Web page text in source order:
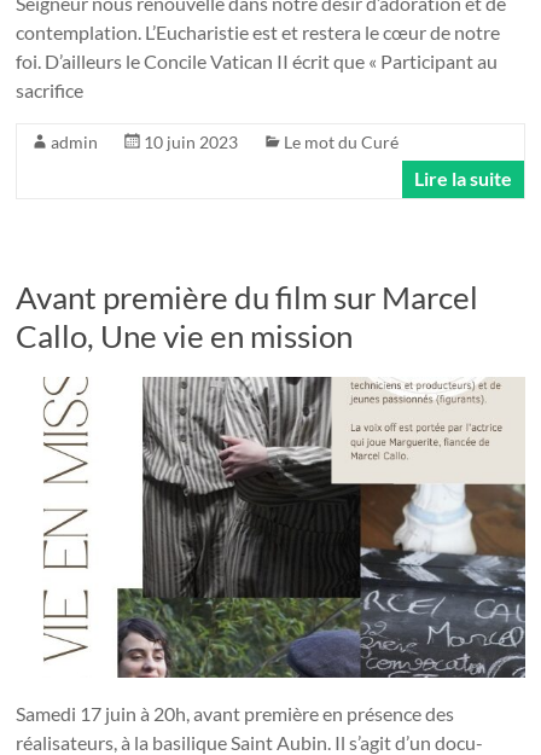
contemplation. L’Eucharistie est et restera le cœur de notre
foi. D’ailleurs le Concile Vatican II écrit que « Participant au
sacrifice
admin 10 juin 2023 Le mot du Curé
Lire la suite
Avant première du film sur Marcel
Callo, Une vie en mission
Samedi 17 juin à 20h, avant première en présence des
réalisateurs, à la basilique Saint Aubin. Il s’agit d’un docu-